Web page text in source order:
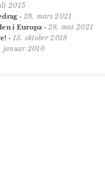
2015
- 28. mars 2021
i Europa - 28. mai 2021
- 13. oktober 2018
januar 2010